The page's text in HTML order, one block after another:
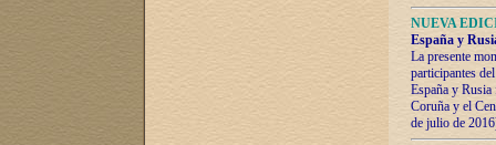
NUEVA
España y
La presente
participantes
España y
Coruña y el
de julio de